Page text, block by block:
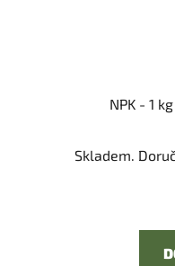
NPK - 1
Skladem.